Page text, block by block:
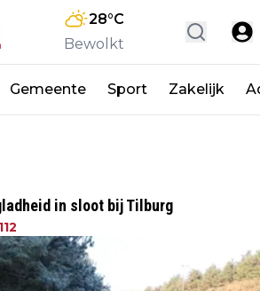
28°C
Bewolkt
Gemeente Sport Zakelijk
in sloot bij Tilburg
112